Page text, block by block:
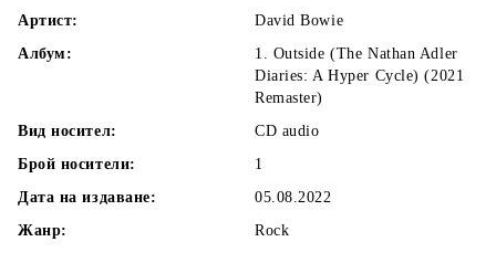
Артист:
David Bowie
Албум:
1. Outside (The Nathan Adler
Diaries: A Hyper Cycle) (2021
Remaster)
Вид носител:
CD audio
Брой носители:
1
Дата на издаване:
05.08.2022
Жанр:
Rock